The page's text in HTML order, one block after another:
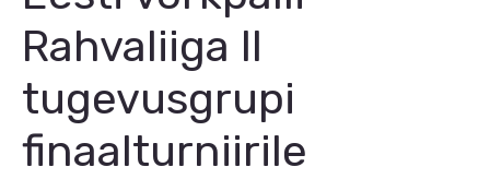
Rahvaliiga II
tugevusgrupi
finaalturniirile